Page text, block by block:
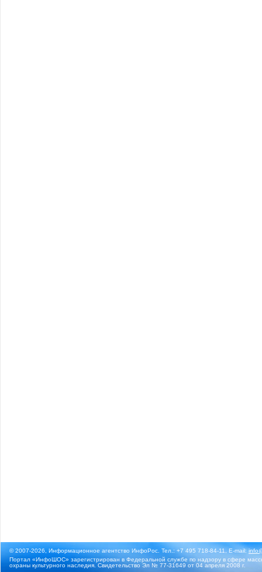
© 2007-2026, Информационное агентство ИнфоРос. Тел.: +7 495 718-84-11, E-mail:
Портал «ИнфоШОС» зарегистрирован в Федеральной службе по надзору в сфере
охраны культурного наследия. Свидетельство Эл № 77-31649 от 04 апреля 2008 г.